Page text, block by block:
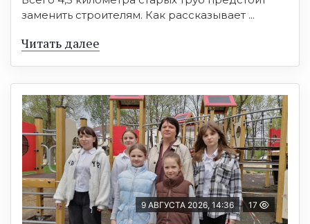
заменить строителям. Как рассказывает ...
Читать далее
9 АВГУСТА 2026, 14:36 17